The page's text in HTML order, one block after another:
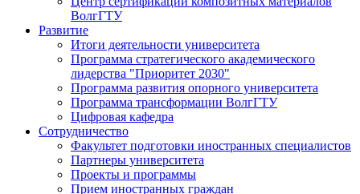
ВолгГТУ
Развитие
Итоги деятельности университета
Программа стратегического академического
лидерства "Приоритет 2030"
Программа развития опорного университета
Программа трансформации ВолгГТУ
Цифровая кафедра
Сотрудничество
Факультет подготовки иностранных специалистов
Партнеры университета
Проекты и программы
Прием иностранных граждан